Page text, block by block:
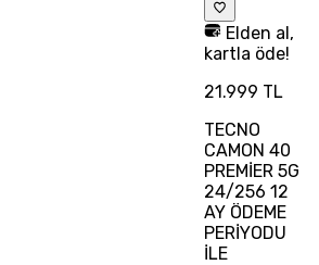
Elden al,
kartla öde!
21.999 TL
TECNO
CAMON 40
PREMİER 5G
24/256 12
AY ÖDEME
PERİYODU
İLE